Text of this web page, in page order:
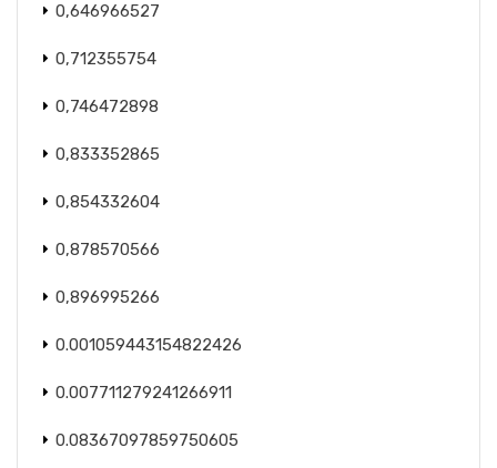
0,646966527
0,712355754
0,746472898
0,833352865
0,854332604
0,878570566
0,896995266
0.001059443154822426
0.007711279241266911
0.08367097859750605